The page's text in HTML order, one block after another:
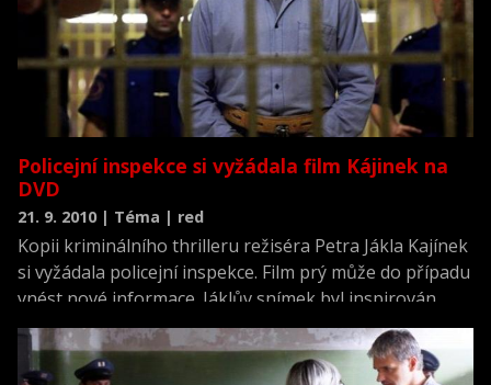
Policejní inspekce si vyžádala film Kájinek na
DVD
21. 9. 2010 | Téma | red
Kopii kriminálního thrilleru režiséra Petra Jákla Kajínek
si vyžádala policejní inspekce. Film prý může do případu
vnést nové informace. Jáklův snímek byl inspirován
příběhem Jiřího Kajínka považovaného za prvního
nájemného vraha v České republice.